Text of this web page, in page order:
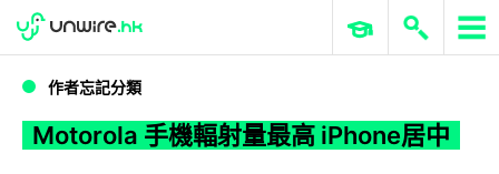
Motorola 手機輻射量最高 iPhone居中
WWDC 2026 ERP 與商業 AI
作者忘記分類
Motorola 手機輻射量最高 iPhone居中